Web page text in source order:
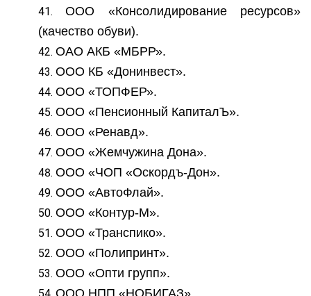
ООО «Консолидирование ресурсов»
(качество обуви).
ОАО АКБ «МБРР».
ООО КБ «Донинвест».
ООО «ТОПФЕР».
ООО «Пенсионный КапиталЪ».
ООО «Ренавд».
ООО «Жемчужина Дона».
ООО «ЧОП «Оскордъ-Дон».
ООО «АвтоФлай».
ООО «Контур-М».
ООО «Транспико».
ООО «Полипринт».
ООО «Опти групп».
ООО НПП «НОБИГАЗ».